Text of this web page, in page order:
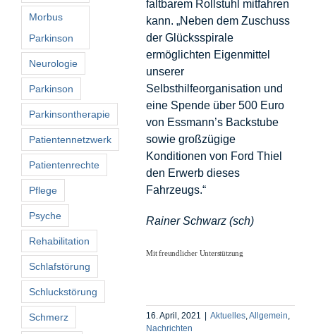
faltbarem Rollstuhl mitfahren
kann. „Neben dem Zuschuss
der Glücksspirale
ermöglichten Eigenmittel
unserer
Selbsthilfeorganisation und
eine Spende über 500 Euro
von Essmann’s Backstube
sowie großzügige
Konditionen von Ford Thiel
den Erwerb dieses
Fahrzeugs.“
Rainer Schwarz (sch)
Mit freundlicher Unterstützung
16. April, 2021 | Aktuelles Allgemein
Nachrichten
Morbus
Parkinson
Neurologie
Parkinson
Parkinsontherapie
Patientennetzwerk
Patientenrechte
Pflege
Psyche
Rehabilitation
Schlafstörung
Schluckstörung
Schmerz